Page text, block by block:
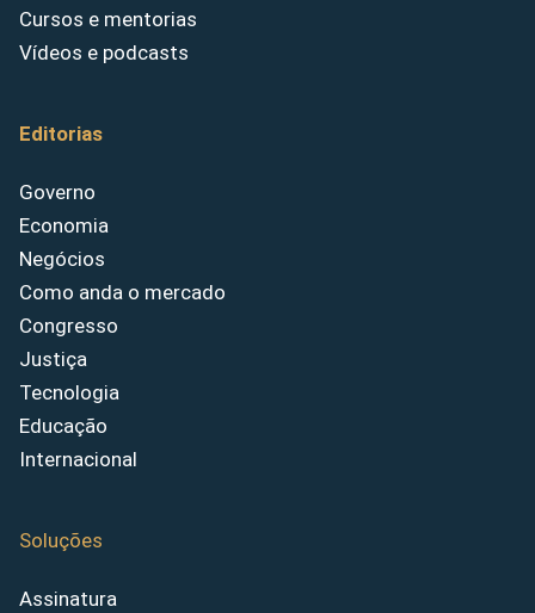
Cursos e mentorias
Vídeos e podcasts
Editorias
Governo
Economia
Negócios
Como anda o mercado
Congresso
Justiça
Tecnologia
Educação
Internacional
Soluções
Assinatura